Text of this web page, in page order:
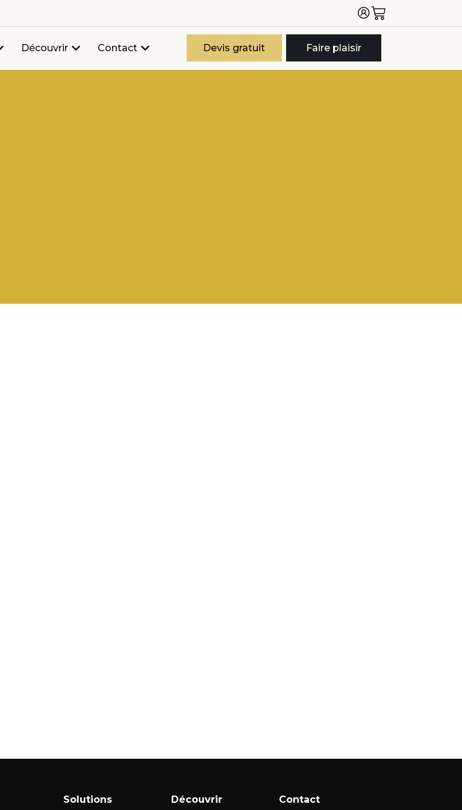
Découvrir Contact Devis gratuit Faire plaisir
Solutions Découvrir Contact